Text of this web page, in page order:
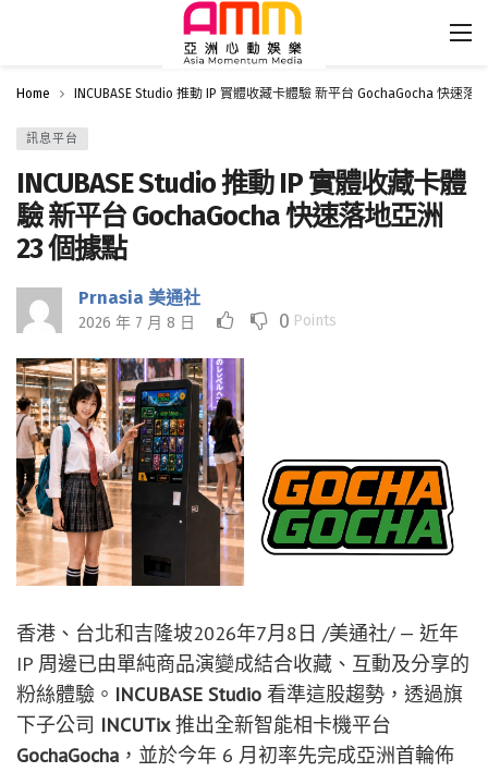
Home INCUBASE Studio 推動 IP 實體收藏卡體驗 新平台 GochaGocha 快速落
訊息平台
INCUBASE Studio 推動 IP 實體收藏卡體
驗 新平台 GochaGocha 快速落地亞洲
23 個據點
Prnasia 美通社
2026 年 7 月 8 日 0 Points
香港、台北和吉隆坡2026年7月8日 /美通社/ — 近年
IP 周邊已由單純商品演變成結合收藏、互動及分享的
粉絲體驗。 INCUBASE Studio 看準這股趨勢，透過旗
下子公司 INCUTix推出全新智能相卡機平台
GochaGocha ，並於今年 6 月初率先完成亞洲首輪佈